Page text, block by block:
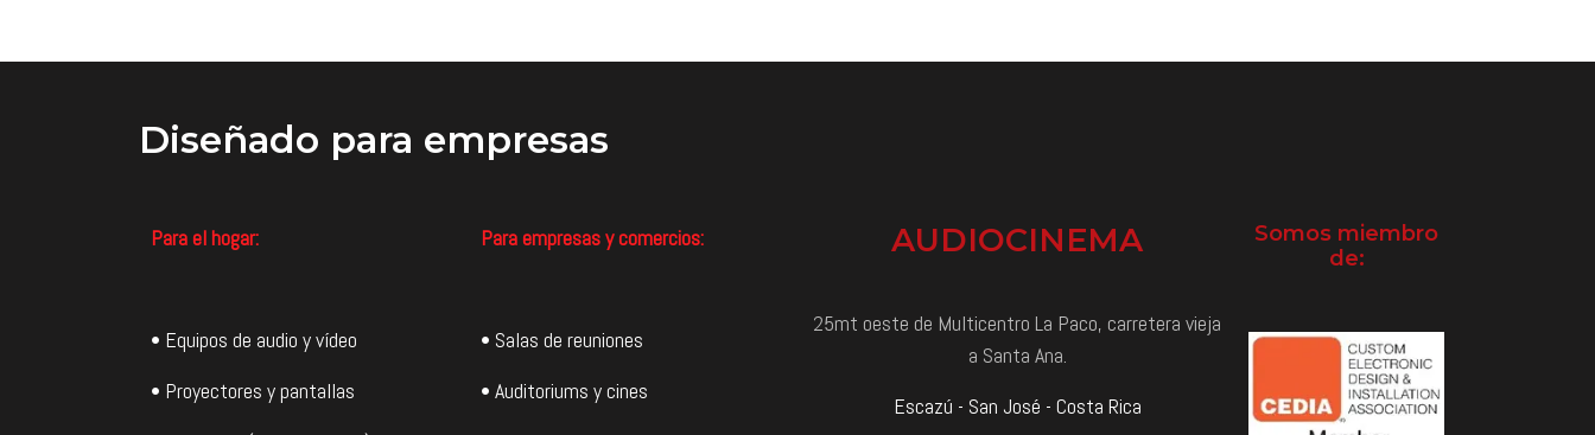
Diseñado para empresas
Para el hogar:
• Equipos de audio y vídeo
• Proyectores y pantallas
Para empresas y comercios:
• Salas de reuniones
• Auditoriums y cines
AUDIOCINEMA
25mt oeste de Multicentro La Paco, carretera vieja
a Santa Ana.
Escazú - San José - Costa Rica
Somos miembro
de: